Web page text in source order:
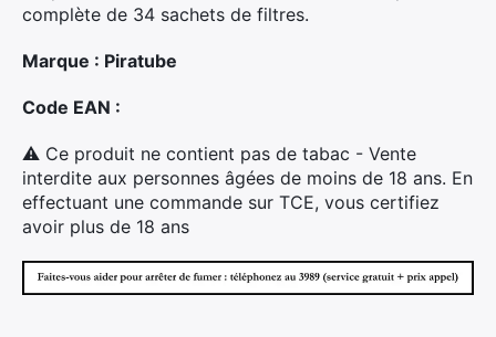
complète de 34 sachets de filtres.
Marque : Piratube
Code EAN :
⚠ Ce produit ne contient pas de tabac - Vente
interdite aux personnes âgées de moins de 18 ans. En
effectuant une commande sur TCE, vous certifiez
avoir plus de 18 ans
Rechercher